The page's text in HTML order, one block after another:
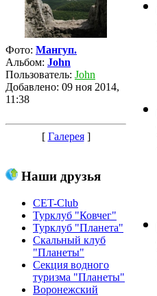
Фото: Мангуп.
Альбом: John
Пользователь: John
Добавлено: 09 ноя 2014,
11:38
[ Галерея]
Наши друзья
CET-Club
Турклуб "Ковчег"
Турклуб "Планета"
Скальный клуб
"Планеты"
Секция водного
туризма "Планеты"
Воронежский